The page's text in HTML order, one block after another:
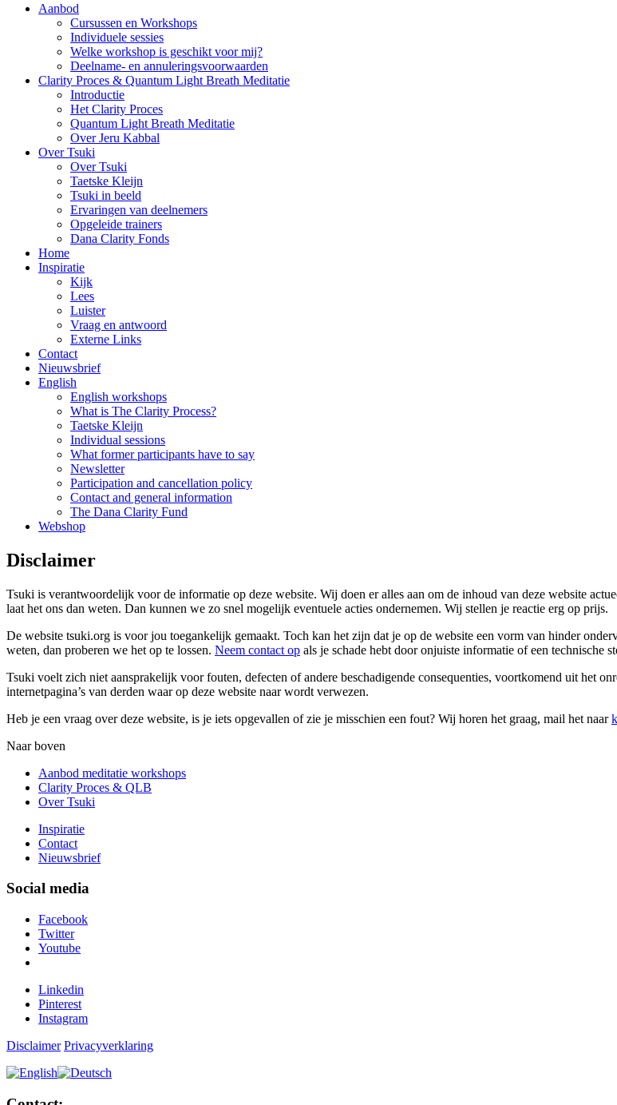
Aanbod
Cursussen en Workshops
Individuele sessies
Welke workshop is geschikt voor mij?
Deelname- en annuleringsvoorwaarden
Clarity Proces & Quantum Light Breath Meditatie
Introductie
Het Clarity Proces
Quantum Light Breath Meditatie
Over Jeru Kabbal
Over Tsuki
Over Tsuki
Taetske Kleijn
Tsuki in beeld
Ervaringen van deelnemers
Opgeleide trainers
Dana Clarity Fonds
Home
Inspiratie
Kijk
Lees
Luister
Vraag en antwoord
Externe Links
Contact
Nieuwsbrief
English
English workshops
What is The Clarity Process?
Taetske Kleijn
Individual sessions
What former participants have to say
Newsletter
Participation and cancellation policy
Contact and general information
The Dana Clarity Fund
Webshop
Disclaimer
Tsuki is verantwoordelijk voor de informatie op deze website. Wij doen er alles aan om de inhoud van deze website
laat het ons dan weten. Dan kunnen we zo snel mogelijk eventuele acties ondernemen. Wij stellen je reactie erg op prijs.
De website tsuki.org is voor jou toegankelijk gemaakt. Toch kan het zijn dat je op de website een vorm van hinder
weten, dan proberen we het op te lossen. Neem contact op als je schade hebt door onjuiste informatie of een technische
Tsuki voelt zich niet aansprakelijk voor fouten, defecten of andere beschadigende consequenties, voortkomend uit het
internetpagina’s van derden waar op deze website naar wordt verwezen.
Heb je een vraag over deze website, is je iets opgevallen of zie je misschien een fout? Wij horen het graag, mail het naar
Naar boven
Aanbod meditatie workshops
Clarity Proces & QLB
Over Tsuki
Inspiratie
Contact
Nieuwsbrief
Social media
Facebook
Twitter
Youtube
Linkedin
Pinterest
Instagram
Disclaimer Privacyverklaring